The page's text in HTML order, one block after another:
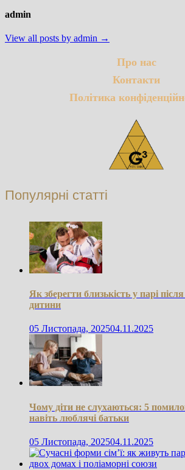
admin
View all posts by admin →
Про нас
Контакти
Політика
Популярні статті
Як зберегти близькість у парі
дитини
05 Листопада, 202504.11.2025
Чому діти не слухаються: 5
навіть люблячі батьки
05 Листопада, 202504.11.2025